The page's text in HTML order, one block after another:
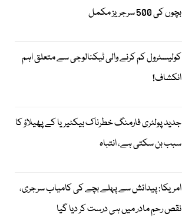
بچوں کی 500 سرجریز مکمل
کولیسٹرول کم کرنے والی ٹیکنالوجی سے متعلق اہم
انکشاف!
جدید پولٹری فارمنگ خطرناک بیکٹیریا کے پھیلاؤ کا
سبب بن سکتی ہے، انتباہ
امریکا: پیدائش سے پہلے بچے کی کامیاب سرجری،
نقص رحمِ مادر میں ہی درست کر دیا گیا